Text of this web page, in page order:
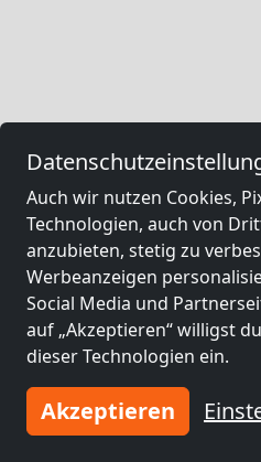
Auch wir nutzen Cookies,
Technologien, auch von
anzubieten, stetig zu
Werbeanzeigen
Social Media und
auf „Akzeptieren“ willigst
dieser Technologien ein.
Akzeptieren